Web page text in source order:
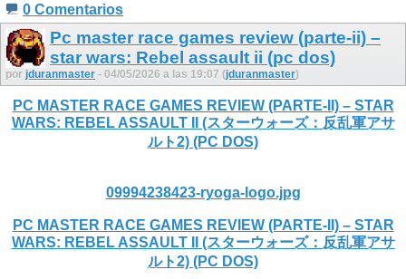
0 Comentarios
Pc master race games review (parte-ii) –
star wars: Rebel assault ii (pc dos)
por jduranmaster - 04/05/2026 a las 19:07 (jduranmaster)
PC MASTER RACE GAMES REVIEW (PARTE-II) – STAR
WARS: REBEL ASSAULT II (スターウォーズ：反乱軍アサ
ルト2) (PC DOS)
09994238423-ryoga-logo.jpg
PC MASTER RACE GAMES REVIEW (PARTE-II) – STAR
WARS: REBEL ASSAULT II (スターウォーズ：反乱軍アサ
ルト2) (PC DOS)